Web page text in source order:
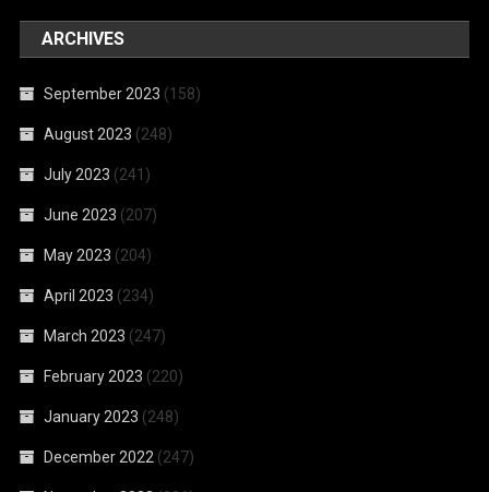
ARCHIVES
September 2023 (158)
August 2023 (248)
July 2023 (241)
June 2023 (207)
May 2023 (204)
April 2023 (234)
March 2023 (247)
February 2023 (220)
January 2023 (248)
December 2022 (247)